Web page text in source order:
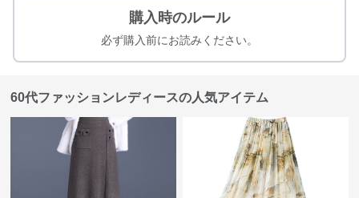
購入時のルール
必ず購入前にお読みください。
60代ファッションレディースの人気アイテム